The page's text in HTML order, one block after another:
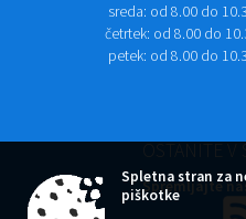
sreda: od 8.00 do
četrtek: od 8.00 do
petek: od 8.00 do
Spremljajte
Spletna stran za
piškotke